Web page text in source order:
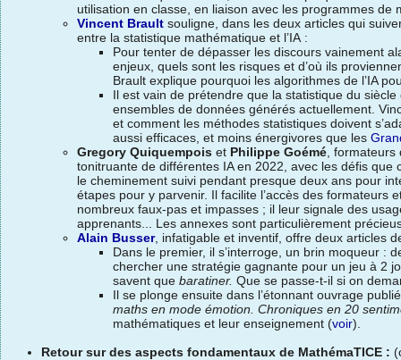
utilisation en classe, en liaison avec les programmes de
Vincent Brault souligne, dans les deux articles qui
entre la statistique mathématique et l’IA :
Pour tenter de dépasser les discours vainement
enjeux, quels sont les risques et d’où ils
Brault explique pourquoi les algorithmes de l’IA
Il est vain de prétendre que la statistique du
ensembles de données générés actuellement.
et comment les méthodes statistiques doivent
aussi efficaces, et moins énergivores que les
Gregory Quiquempois et Philippe Goémé ,
tonitruante de différentes IA en 2022, avec les défis que
le cheminement suivi pendant presque deux ans pour
étapes pour y parvenir. Il facilite l’accès des formateurs
nombreux faux-pas et impasses ; il leur signale des
apprenants... Les annexes sont particulièrement
Alain Busser, infatigable et inventif, offre deux articles
Dans le premier, il s’interroge, un brin moqueur :
chercher une stratégie gagnante pour un jeu à 2
savent que baratiner. Que se passe-t-il si on
Il se plonge ensuite dans l’étonnant ouvrage
maths en mode émotion. Chroniques en 20
mathématiques et leur enseignement (voir).
Retour sur des aspects fondamentaux de MathémaTICE :